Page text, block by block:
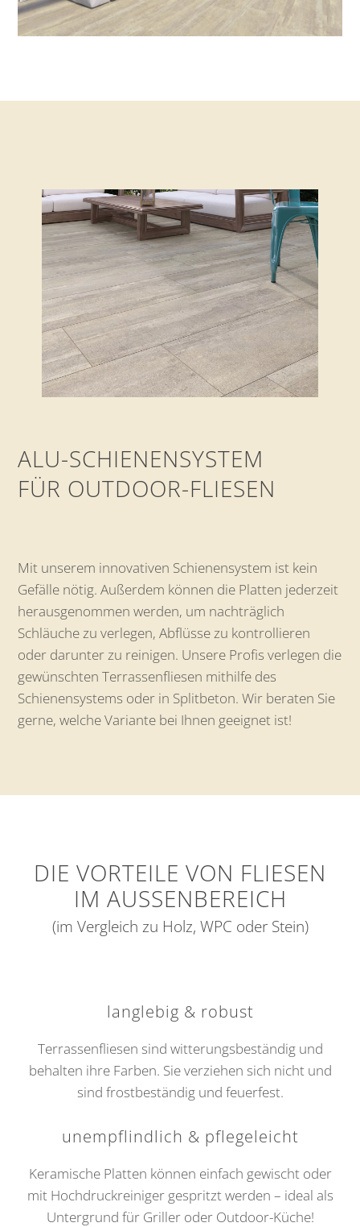
ALU-SCHIENENSYSTEM
FÜR OUTDOOR-FLIESEN
Mit unserem innovativen Schienensystem ist kein
Gefälle nötig. Außerdem können die Platten jederzeit
herausgenommen werden, um nachträglich
Schläuche zu verlegen, Abflüsse zu kontrollieren
oder darunter zu reinigen. Unsere Profis verlegen die
gewünschten Terrassenfliesen mithilfe des
Schienensystems oder in Splitbeton. Wir beraten Sie
gerne, welche Variante bei Ihnen geeignet ist!
DIE VORTEILE VON FLIESEN
IM AUSSENBEREICH
(im Vergleich zu Holz, WPC oder Stein)
langlebig & robust
Terrassenfliesen sind witterungsbeständig und
behalten ihre Farben. Sie verziehen sich nicht und
sind frostbeständig und feuerfest.
unempflindlich & pflegeleicht
Keramische Platten können einfach gewischt oder
mit Hochdruckreiniger gespritzt werden – ideal als
Untergrund für Griller oder Outdoor-Küche!